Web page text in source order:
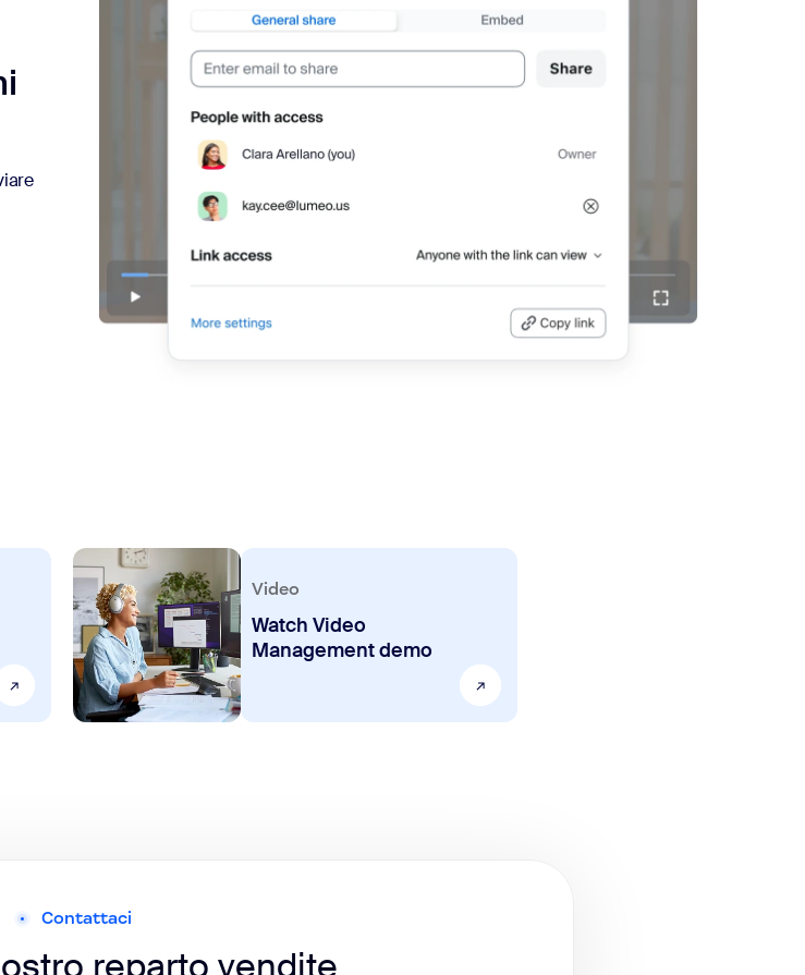
Video
Watch Video
Management demo
Contattaci